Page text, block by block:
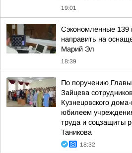
19:01
Сэкономленные 139
направить на
Марий Эл
18:39
По поручению
Зайцева
Кузнецовского
юбилеем
труда и соцзащиты
Таникова
18:32